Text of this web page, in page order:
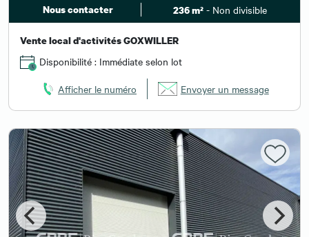
Nous contacter 236 m²- Non divisible
Vente local d'activités GOXWILLER
Disponibilité : Immédiate selon lot
Afficher le numéro Envoyer un message